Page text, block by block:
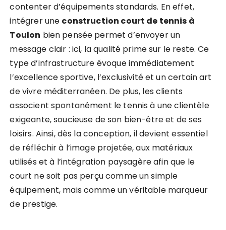
contenter d’équipements standards. En effet,
intégrer une construction court de tennis à
Toulon bien pensée permet d’envoyer un
message clair : ici, la qualité prime sur le reste. Ce
type d’infrastructure évoque immédiatement
l’excellence sportive, l’exclusivité et un certain art
de vivre méditerranéen. De plus, les clients
associent spontanément le tennis à une clientèle
exigeante, soucieuse de son bien-être et de ses
loisirs. Ainsi, dès la conception, il devient essentiel
de réfléchir à l’image projetée, aux matériaux
utilisés et à l’intégration paysagère afin que le
court ne soit pas perçu comme un simple
équipement, mais comme un véritable marqueur
de prestige.